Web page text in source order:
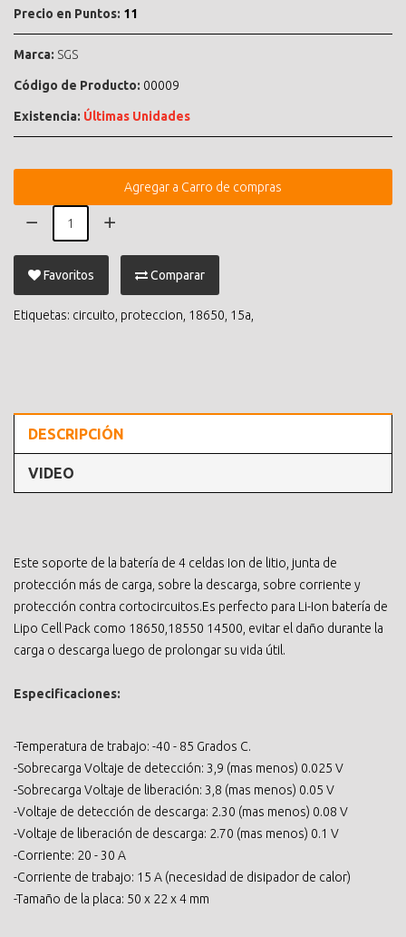
Precio en Puntos: 11
Marca: SGS
Código de Producto: 00009
Existencia: Últimas Unidades
Agregar a Carro de compras
Favoritos Comparar
Etiquetas: circuito proteccion 18650 15a
DESCRIPCIÓN
VIDEO
Este soporte de la batería de 4 celdas Ion de litio, junta de
protección más de carga, sobre la descarga, sobre corriente y
protección contra cortocircuitos.Es perfecto para Li-Ion batería de
Lipo Cell Pack como 18650,18550 14500, evitar el daño durante la
carga o descarga luego de prolongar su vida útil.
Especificaciones:
-Temperatura de trabajo: -40 - 85 Grados C.
-Sobrecarga Voltaje de detección: 3,9 (mas menos) 0.025 V
-Sobrecarga Voltaje de liberación: 3,8 (mas menos) 0.05 V
-Voltaje de detección de descarga: 2.30 (mas menos) 0.08 V
-Voltaje de liberación de descarga: 2.70 (mas menos) 0.1 V
-Corriente: 20 - 30 A
-Corriente de trabajo: 15 A (necesidad de disipador de calor)
-Tamaño de la placa: 50 x 22 x 4 mm